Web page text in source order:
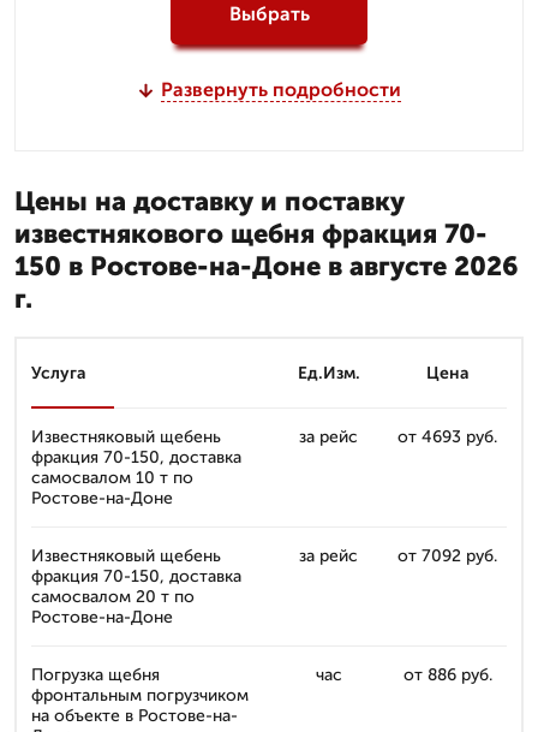
Выбрать
Развернуть подробности
Цены на доставку и поставку
известнякового щебня фракция 70-
150 в Ростове-на-Доне в августе 2026
г.
Услуга Ед.Изм. Цена
Известняковый щебень
фракция 70-150, доставка
самосвалом 10 т по
Ростове-на-Доне
за рейс от 4693 руб.
Известняковый щебень
фракция 70-150, доставка
самосвалом 20 т по
Ростове-на-Доне
за рейс от 7092 руб.
Погрузка щебня
фронтальным погрузчиком
на объекте в Ростове-на-
час от 886 руб.